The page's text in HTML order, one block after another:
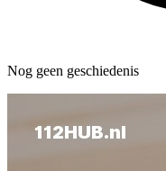
Nog geen geschiedenis